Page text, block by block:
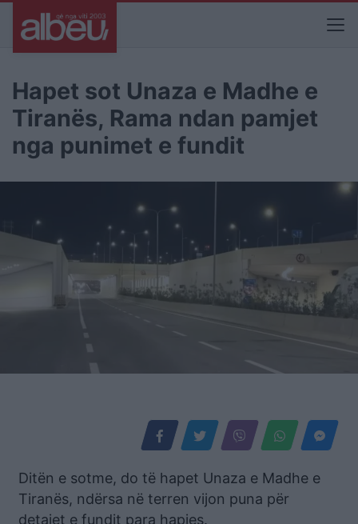
Hapet sot Unaza e Madhe e
Tiranës, Rama ndan pamjet
nga punimet e fundit
Ditën e sotme, do të hapet Unaza e Madhe e
Tiranës, ndërsa në terren vijon puna për
detajet e fundit para hapjes.